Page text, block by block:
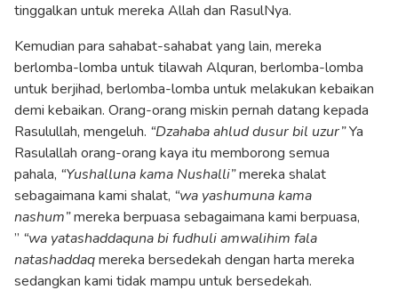
tinggalkan untuk mereka Allah dan RasulNya.
Kemudian para sahabat-sahabat yang lain, mereka
berlomba-lomba untuk tilawah Alquran, berlomba-lomba
untuk berjihad, berlomba-lomba untuk melakukan kebaikan
demi kebaikan. Orang-orang miskin pernah datang kepada
Rasulullah, mengeluh. “Dzahaba ahlud dusur bil uzur”Ya
Rasulallah orang-orang kaya itu memborong semua
pahala, “Yushalluna kama Nushalli”mereka shalat
sebagaimana kami shalat, “wa yashumuna kama
nashum”mereka berpuasa sebagaimana kami berpuasa,
” “wa yatashaddaquna bi fudhuli amwalihim fala
natashaddaqmereka bersedekah dengan harta mereka
sedangkan kami tidak mampu untuk bersedekah.